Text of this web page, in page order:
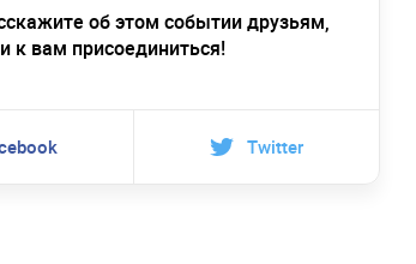
об этом событии друзьям,
к вам присоединиться!
Twitter